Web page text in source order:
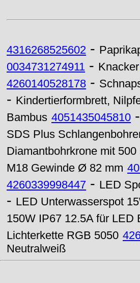
4316268525602 -
0034731274911 - Knacker
4260140528178 -
- Kindertierformbrett,
Bambus 4051435045810 -
SDS Plus
Diamantbohrkrone mit
M18 Gewinde Ø 82 mm
4260339998447 - LED
- LED Unterwasserspot
150W IP67 12.5A für LED
Lichterkette RGB 5050
Neutralweiß